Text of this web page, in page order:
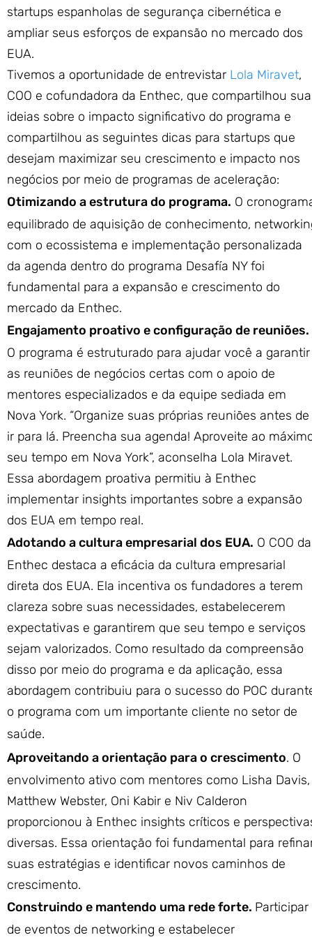
startups espanholas de segurança cibernética e
ampliar seus esforços de expansão no mercado dos
EUA.
Tivemos a oportunidade de entrevistar Lola Miravet,
COO e cofundadora da Enthec, que compartilhou
ideias sobre o impacto significativo do programa e
compartilhou as seguintes dicas para startups que
desejam maximizar seu crescimento e impacto nos
negócios por meio de programas de aceleração:
Otimizando a estrutura do programa. O
equilibrado de aquisição de conhecimento,
com o ecossistema e implementação personalizada
da agenda dentro do programa Desafía NY foi
fundamental para a expansão e crescimento do
mercado da Enthec.
Engajamento proativo e configuração de reuniões.
O programa é estruturado para ajudar você a garantir
as reuniões de negócios certas com o apoio de
mentores especializados e da equipe sediada em
Nova York. “Organize suas próprias reuniões antes de
ir para lá. Preencha sua agenda! Aproveite ao
seu tempo em Nova York”, aconselha Lola Miravet.
Essa abordagem proativa permitiu à Enthec
implementar insights importantes sobre a expansão
dos EUA em tempo real.
Adotando a cultura empresarial dos EUA. O COO da
Enthec destaca a eficácia da cultura empresarial
direta dos EUA. Ela incentiva os fundadores a terem
clareza sobre suas necessidades, estabelecerem
expectativas e garantirem que seu tempo e serviços
sejam valorizados. Como resultado da compreensão
disso por meio do programa e da aplicação, essa
abordagem contribuiu para o sucesso do POC
o programa com um importante cliente no setor de
saúde.
Aproveitando a orientação para o crescimento. O
envolvimento ativo com mentores como Lisha Davis,
Matthew Webster, Oni Kabir e Niv Calderon
proporcionou à Enthec insights críticos e
diversas. Essa orientação foi fundamental para
suas estratégias e identificar novos caminhos de
crescimento.
Construindo e mantendo uma rede forte. Participar
de eventos de networking e estabelecer